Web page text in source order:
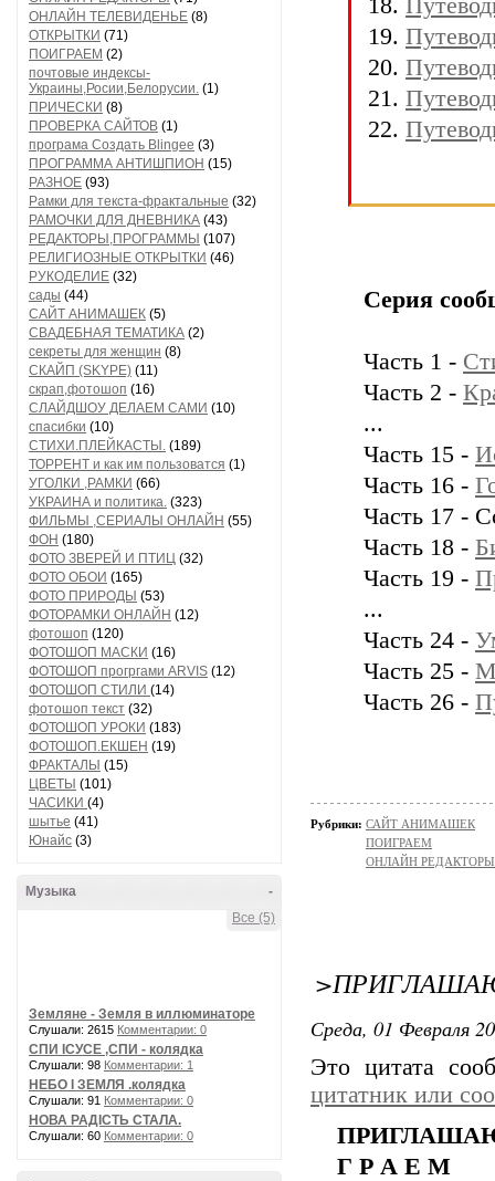
ОНЛАЙН ТЕЛЕВИДЕНЬЕ (8)
ОТКРЫТКИ (71)
ПОИГРАЕМ (2)
почтовые индексы-
Украины,Росии,Белорусии. (1)
ПРИЧЕСКИ (8)
ПРОВЕРКА САЙТОВ (1)
програма Создать Blingee (3)
ПРОГРАММА АНТИШПИОН (15)
РАЗНОЕ (93)
Рамки для текста-фрактальные (32)
РАМОЧКИ ДЛЯ ДНЕВНИКА (43)
РЕДАКТОРЫ,ПРОГРАММЫ (107)
РЕЛИГИОЗНЫЕ ОТКРЫТКИ (46)
РУКОДЕЛИЕ (32)
сады (44)
САЙТ АНИМАШЕК (5)
СВАДЕБНАЯ ТЕМАТИКА (2)
секреты для женщин (8)
СКАЙП (SKYPE) (11)
скрап,фотошоп (16)
СЛАЙДШОУ ДЕЛАЕМ САМИ (10)
спасибки (10)
СТИХИ.ПЛЕЙКАСТЫ. (189)
ТОРРЕНТ и как им пользоватся (1)
УГОЛКИ ,РАМКИ (66)
УКРАИНА и политика. (323)
ФИЛЬМЫ ,СЕРИАЛЫ ОНЛАЙН (55)
ФОН (180)
ФОТО ЗВЕРЕЙ И ПТИЦ (32)
ФОТО ОБОИ (165)
ФОТО ПРИРОДЫ (53)
ФОТОРАМКИ ОНЛАЙН (12)
фотошоп (120)
ФОТОШОП МАСКИ (16)
ФОТОШОП прогргами ARVIS (12)
ФОТОШОП СТИЛИ (14)
фотошоп текст (32)
ФОТОШОП УРОКИ (183)
ФОТОШОП.ЕКШЕН (19)
ФРАКТАЛЫ (15)
ЦВЕТЫ (101)
ЧАСИКИ (4)
шытье (41)
Юнайс (3)
-
Музыка
Все (5)
Земляне - Земля в иллюминаторе
Слушали: 2615 Комментарии: 0
СПИ ІСУСЕ ,СПИ - колядка
Слушали: 98 Комментарии: 1
НЕБО І ЗЕМЛЯ .колядка
Слушали: 91 Комментарии: 0
НОВА РАДІСТЬ СТАЛА.
Слушали: 60 Комментарии: 0
18.
19.
20.
21.
22.
Серия
Часть 1 -
Часть 2 -
...
Часть 15 -
Часть 16 -
Часть 17 -
Часть 18 -
Часть 19 -
...
Часть 24 -
Часть 25 -
Часть 26 -
Рубрики: САЙТ АНИМАШЕК
ПОИГРАЕМ
ОНЛАЙН РЕДАКТОРЫ
Среда, 01 Февраля
Это цитата
цитатник или
Г Р А Е М